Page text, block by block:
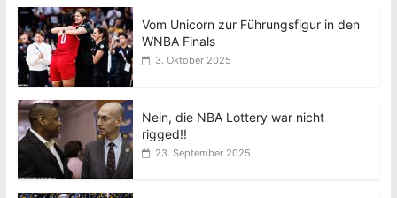
Vom Unicorn zur Führungsfigur in den
WNBA Finals
3. Oktober 2025
Nein, die NBA Lottery war nicht
rigged!!
23. September 2025